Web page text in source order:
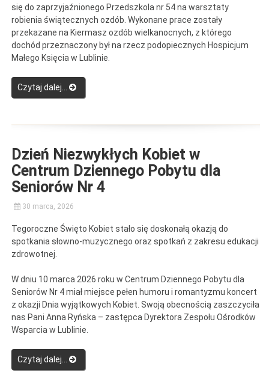
się do zaprzyjaźnionego Przedszkola nr 54 na warsztaty
robienia świątecznych ozdób. Wykonane prace zostały
przekazane na Kiermasz ozdób wielkanocnych, z którego
dochód przeznaczony był na rzecz podopiecznych Hospicjum
Małego Księcia w Lublinie.
Czytaj dalej…“Marcowy
przegląd
w
Dzień Niezwykłych Kobiet w
Centrum Dziennego Pobytu dla
Seniorów Nr 4
30 marca, 2026
Tegoroczne Święto Kobiet stało się doskonałą okazją do
spotkania słowno-muzycznego oraz spotkań z zakresu edukacji
zdrowotnej.
W dniu 10 marca 2026 roku w Centrum Dziennego Pobytu dla
Seniorów Nr 4 miał miejsce pełen humoru i romantyzmu koncert
z okazji Dnia wyjątkowych Kobiet. Swoją obecnością zaszczyciła
nas Pani Anna Ryńska – zastępca Dyrektora Zespołu Ośrodków
Wsparcia w Lublinie.
Czytaj dalej…“Dzień
Niezwykłych